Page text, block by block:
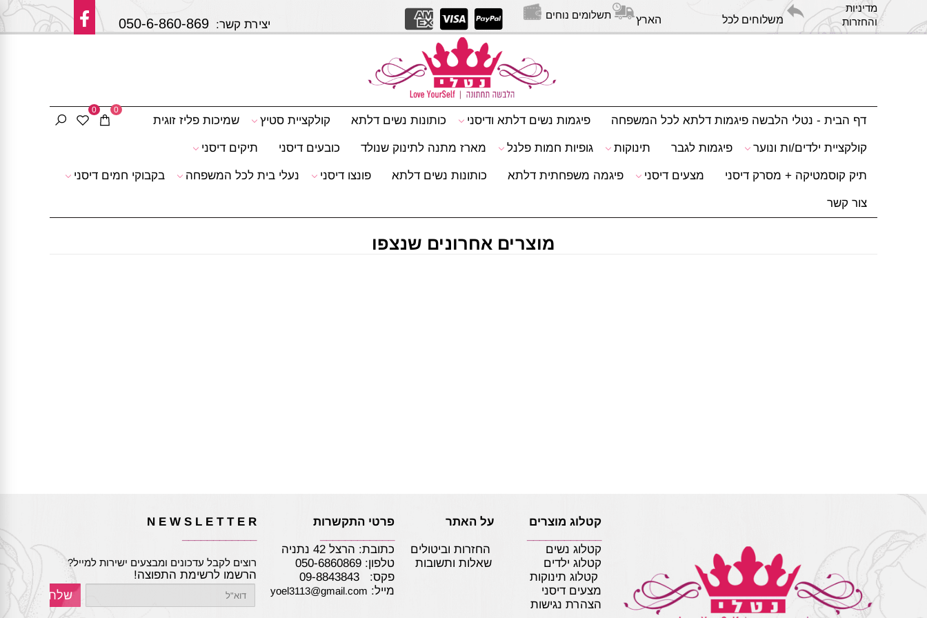
מדיניות
והחזרות
משלוחים לכל הארץ תשלומים נוחים
יצירת קשר: 050-6-860-869
0 0
דף הבית - נטלי הלבשה פיגמות דלתא לכל המשפחה פיגמות נשים דלתא ודיסני כותונות נשים דלתא קולקציית סטיץ שמיכות פליז זוגית
קולקציית ילדים/ות ונוער פיגמות לגבר תינוקות גופיות חמות פלנל מארז מתנה לתינוק שנולד כובעים דיסני תיקים דיסני
תיק קוסמטיקה + מסרק דיסני מצעים דיסני פיגמה משפחתית דלתא כותונות נשים דלתא פונצו דיסני נעלי בית לכל המשפחה בקבוקי חמים דיסני
צור קשר
מוצרים אחרונים שנצפו
קטלוג מוצרים על האתר
קטלוג נשים
החזרות וביטולים
קטלוג ילדים
שאלות ותשובות
קטלוג תינוקות
מצעים דיסני
הצהרת נגישות
פרטי התקשרות
כתובת: הרצל 42 נתניה
טלפון: 050-6860869
פקס: 09-8843843
מייל: yoel3113@gmail.com
N E W S L E T T E R
רוצים לקבל עדכונים ומבצעים ישירות למייל?
הרשמו לרשימת התפוצה!